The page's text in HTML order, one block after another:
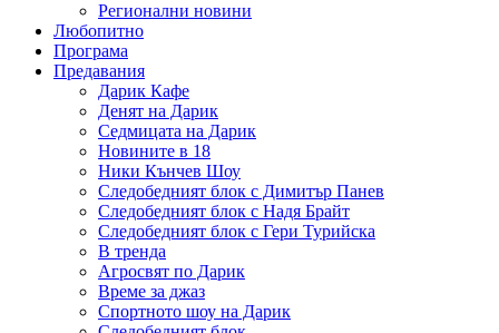
Регионални новини
Любопитно
Програма
Предавания
Дарик Кафе
Денят на Дарик
Седмицата на Дарик
Новините в 18
Ники Кънчев Шоу
Следобедният блок с Димитър Панев
Следобедният блок с Надя Брайт
Следобедният блок с Гери Турийска
В тренда
Агросвят по Дарик
Време за джаз
Спортното шоу на Дарик